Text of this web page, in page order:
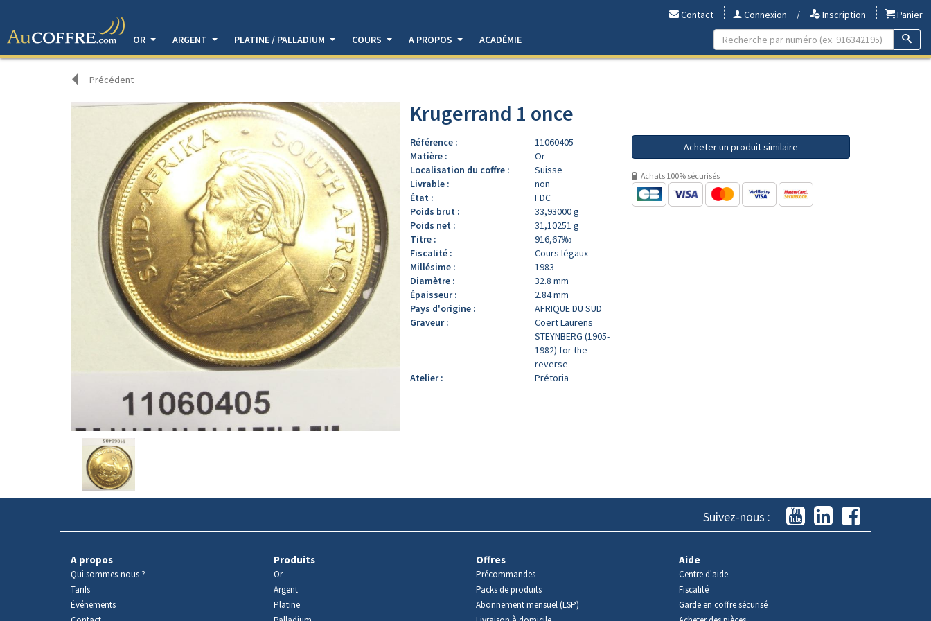
Contact Connexion / Inscription
Panier
OR
ARGENT PLATINE / PALLADIUM COURS A PROPOS ACADÉMIE
Précédent
Avers
produit
Krugerrand 1 once
Référence :
11060405
Matière :
Or
Localisation du coffre :
Suisse
Livrable :
non
État :
FDC
Poids brut :
33,93000 g
Poids net :
31,10251 g
Titre :
916,67‰
Fiscalité :
Cours légaux
Millésime :
1983
Diamètre :
32.8 mm
Épaisseur :
2.84 mm
Pays d'origine :
AFRIQUE DU SUD
Graveur :
Coert Laurens
STEYNBERG (1905-
1982) for the
reverse
Atelier :
Prétoria
Acheter un produit similaire
Achats 100% sécurisés
Suivez-nous :
A propos
Qui sommes-nous ?
Tarifs
Événements
Produits
Or
Argent
Platine
Offres
Précommandes
Packs de produits
Abonnement mensuel (LSP)
Aide
Centre d'aide
Fiscalité
Garde en coffre sécurisé